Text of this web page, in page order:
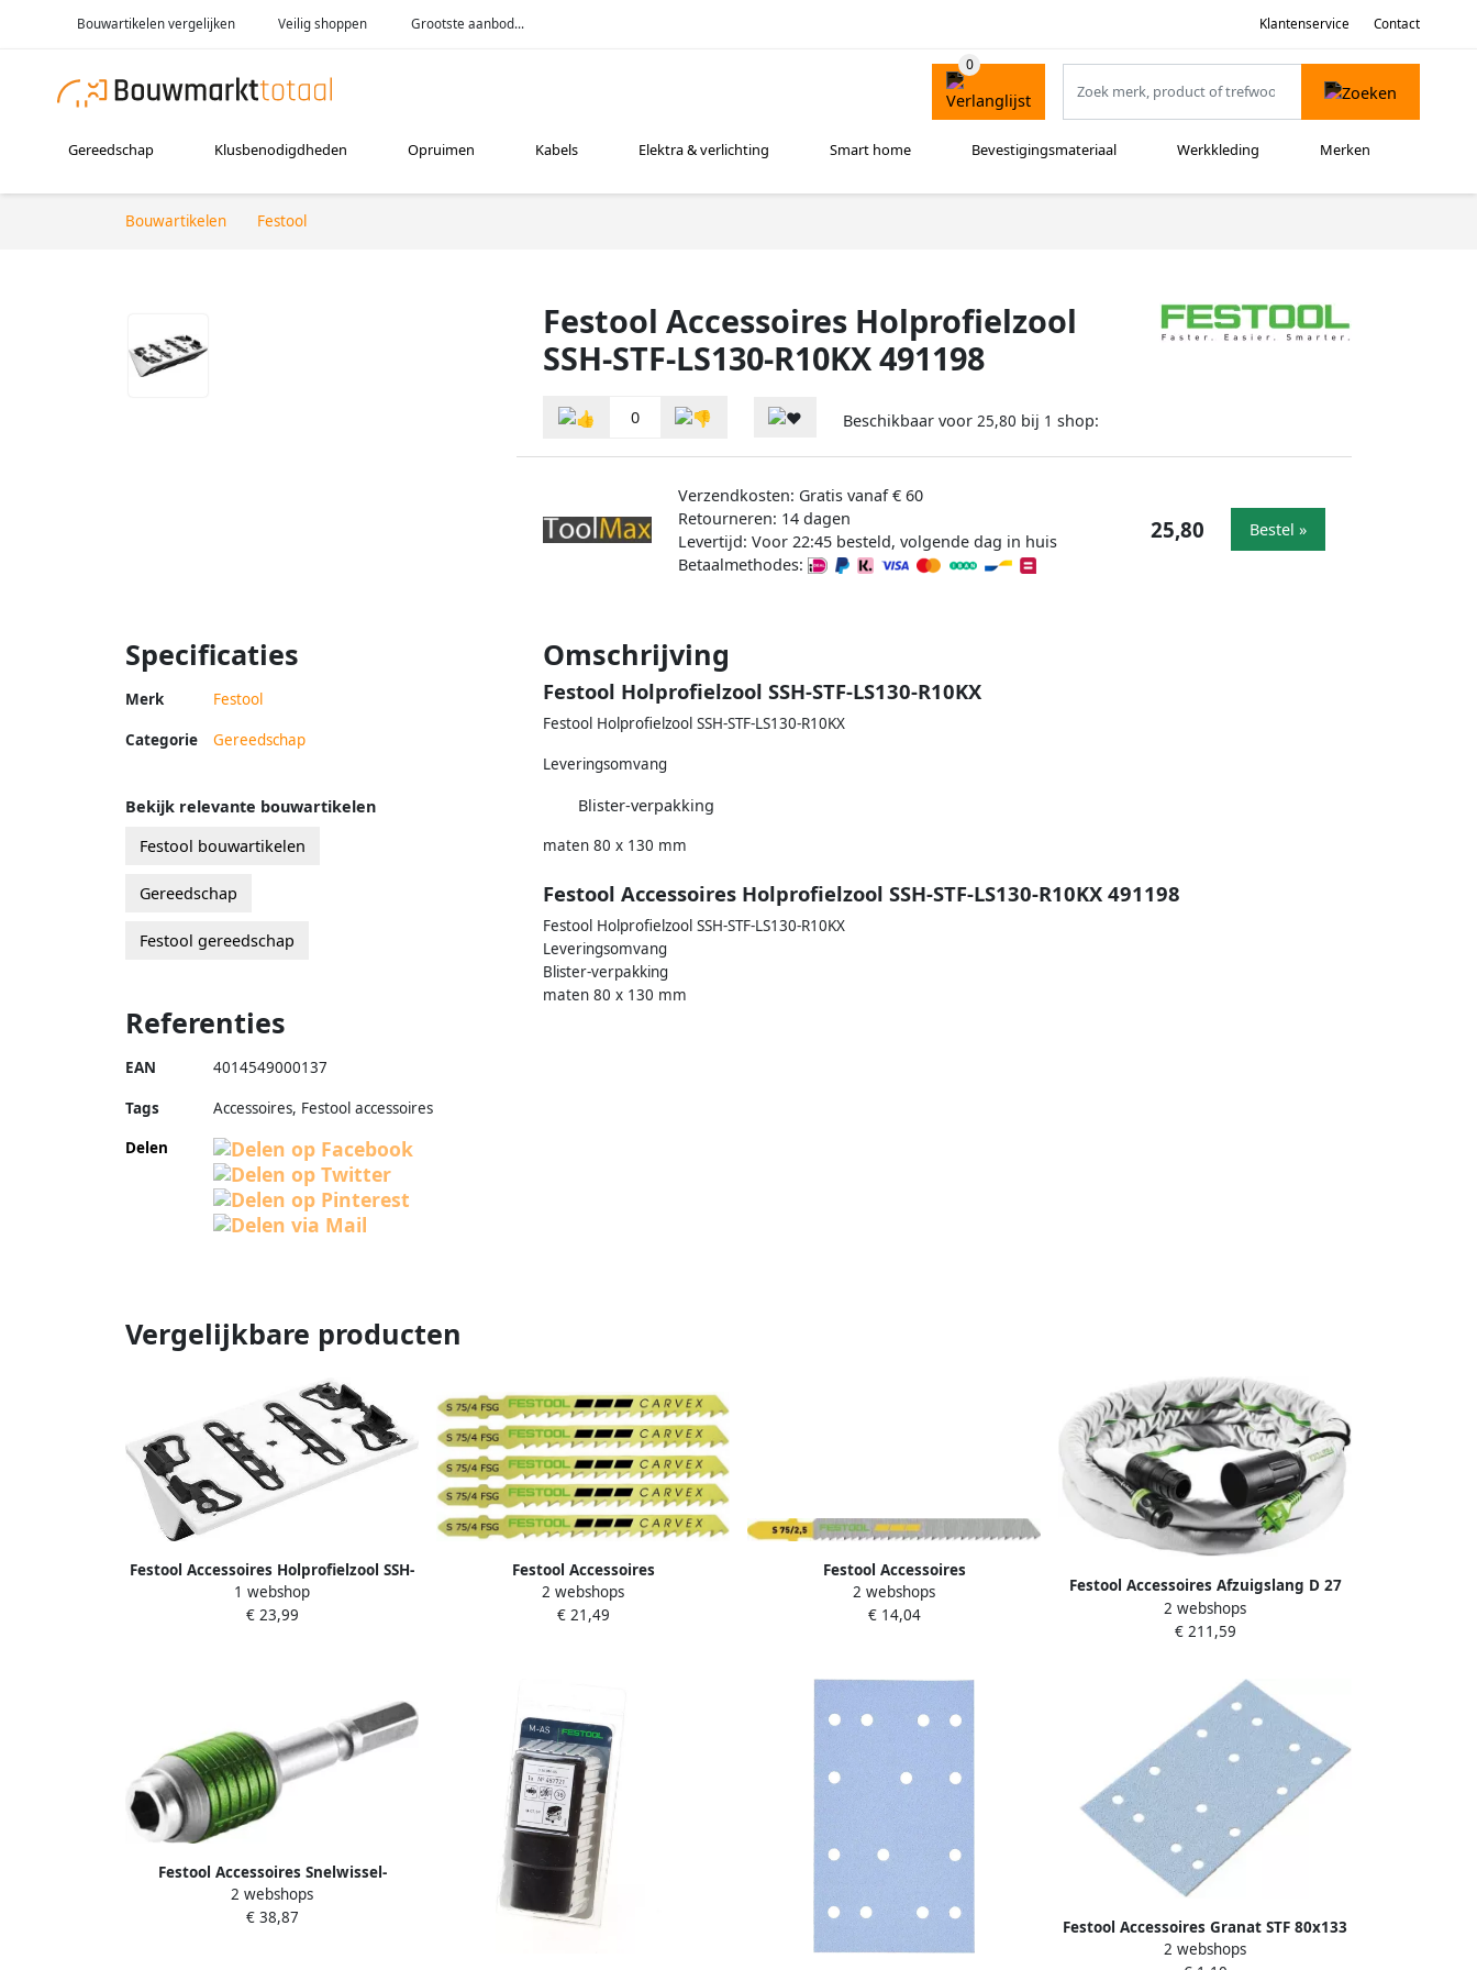
Bouwartikelen vergelijken Veilig shoppen Grootste aanbod... Klantenservice Contact
Gereedschap Klusbenodigdheden Opruimen Kabels Elektra & verlichting Smart home Bevestigingsmateriaal Werkkleding Merken
Bouwartikelen Festool
Festool Accessoires Holprofielzool
SSH-STF-LS130-R10KX 491198
0 Beschikbaar voor 25,80 bij 1 shop:
Verzendkosten: Gratis vanaf € 60
Retourneren: 14 dagen
Levertijd: Voor 22:45 besteld, volgende dag in huis
Betaalmethodes:
25,80 Bestel »
Specificaties
Merk Festool
Categorie Gereedschap
Omschrijving
Festool Holprofielzool SSH-STF-LS130-R10KX
Festool Holprofielzool SSH-STF-LS130-R10KX
Leveringsomvang
Blister-verpakking
maten 80 x 130 mm
Festool Accessoires Holprofielzool SSH-STF-LS130-R10KX 491198
Festool Holprofielzool SSH-STF-LS130-R10KX
Leveringsomvang
Blister-verpakking
maten 80 x 130 mm
Bekijk relevante bouwartikelen
Festool bouwartikelen
Gereedschap
Festool gereedschap
Referenties
EAN 4014549000137
Tags
Accessoires, Festool accessoires
Delen
Vergelijkbare producten
Festool Accessoires Holprofielzool SSH-
STF-LS130-R25KX 490167
1 webshop
€ 23,99
Festool Accessoires
Decoupeerzaagblad S 75 4 FSG 5
204316
2 webshops
€ 21,49
Festool Accessoires
Decoupeerzaagblad S 75 2 5 5 204256
2 webshops
€ 14,04
Festool Accessoires Afzuigslang D 27
22x3 5m-AS-GQ CT 200041
2 webshops
€ 211,59
Festool Accessoires Snelwissel-
bithouder BHS 60 CE | 205097
2 webshops
€ 38,87
Festool Accessoires Granat STF 80x133
P60 GR 50 Schuurstroken | 497118
2 webshops